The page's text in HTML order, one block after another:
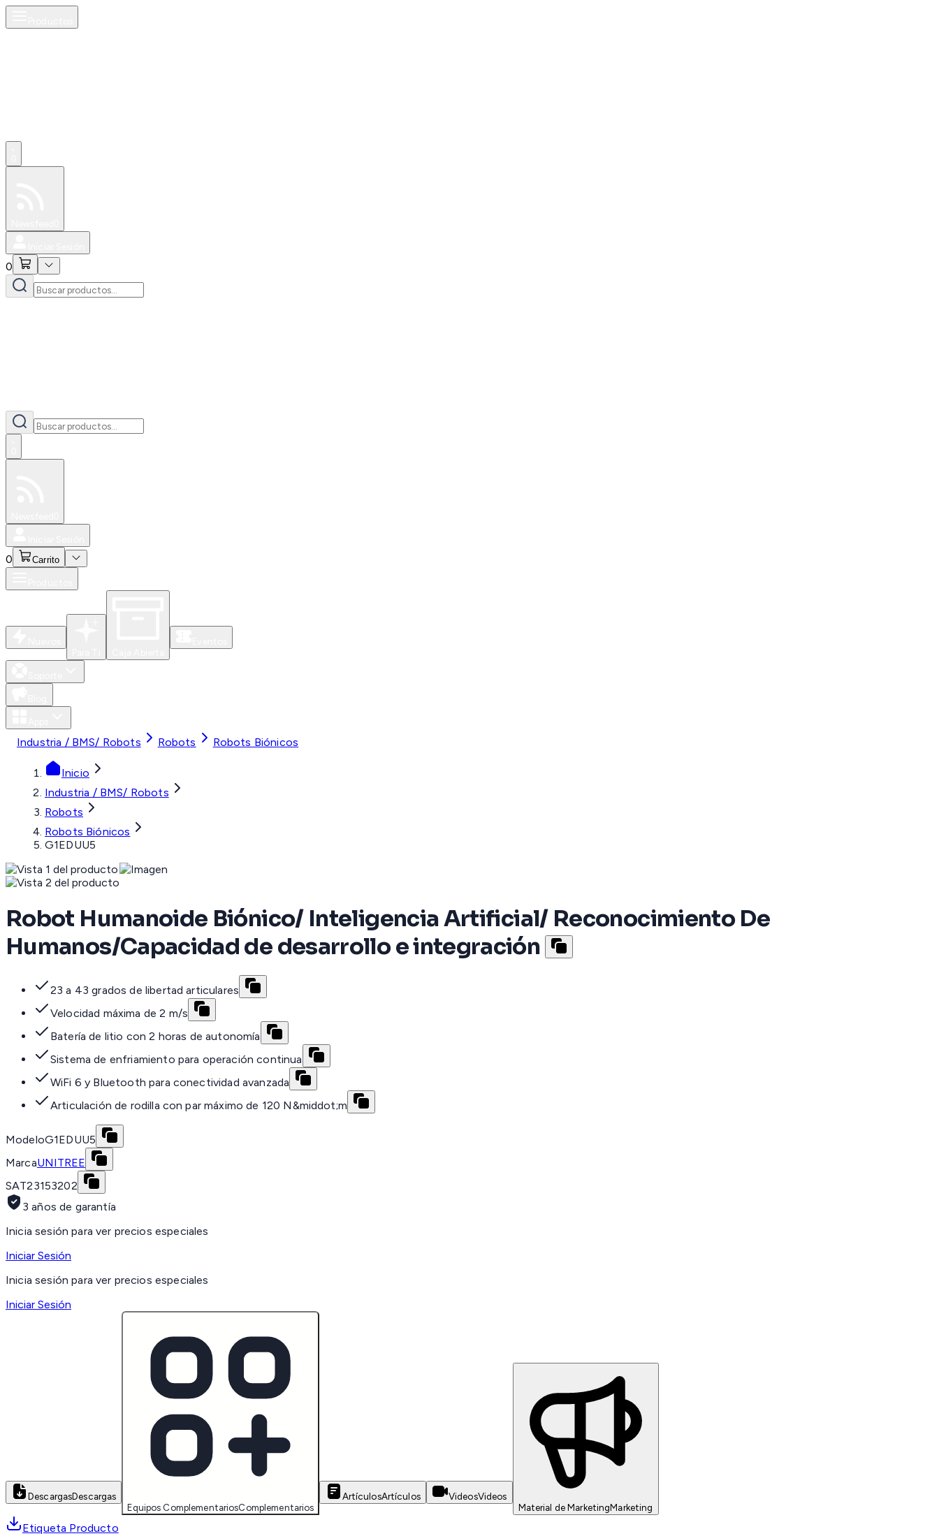
0
0 Carrito
Industria / BMS/ Robots Robots Robots Biónicos
Inicio
Industria / BMS/ Robots
Robots
Robots Biónicos
G1EDUU5
Robot Humanoide Biónico/ Inteligencia Artificial/ Reconocimiento De
Humanos/Capacidad de desarrollo e integración
23 a 43 grados de libertad articulares
Velocidad máxima de 2 m/s
Batería de litio con 2 horas de autonomía
Sistema de enfriamiento para operación continua
WiFi 6 y Bluetooth para conectividad avanzada
Articulación de rodilla con par máximo de 120 N&middot;m
ModeloG1EDUU5
MarcaUNITREE
SAT23153202
3 años de garantía
Inicia sesión para ver precios especiales
Iniciar Sesión
Inicia sesión para ver precios especiales
Iniciar Sesión
DescargasDescargas
Equipos ComplementariosComplementarios
ArtículosArtículos VideosVideos
Material de MarketingMarketing
Etiqueta Producto